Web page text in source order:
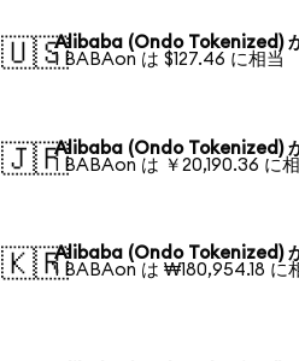
🇺🇸Alibaba (Ondo Tokenized)
1 BABAon は $127.46 に相当
🇯🇵Alibaba (Ondo Tokenized)
1 BABAon は ￥20,190.36 に
🇰🇷Alibaba (Ondo Tokenized)
1 BABAon は ₩180,954.18 に